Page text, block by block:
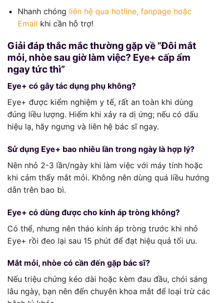
Nhanh chóng liên hệ qua hotline, fanpage hoặc
Email khi cần hỗ trợ!
Giải đáp thắc mắc thường gặp về “Đôi mắt
mỏi, nhòe sau giờ làm việc? Eye+ cấp ẩm
ngay tức thì”
Eye+ có gây tác dụng phụ không?
Eye+ được kiểm nghiệm y tế, rất an toàn khi dùng
đúng liều lượng. Hiếm khi xảy ra dị ứng; nếu có dấu
hiệu lạ, hãy ngưng và liên hệ bác sĩ ngay.
Sử dụng Eye+ bao nhiêu lần trong ngày là hợp lý?
Nên nhỏ 2-3 lần/ngày khi làm việc với máy tính hoặc
khi cảm thấy mắt mỏi. Không nên dùng quá liều hướng
dẫn trên bao bì.
Eye+ có dùng được cho kính áp tròng không?
Có thể, nhưng nên tháo kính áp tròng trước khi nhỏ
Eye+ rồi đeo lại sau 15 phút để đạt hiệu quả tối ưu.
Mắt mỏi, nhòe có cần đến gặp bác sĩ?
Nếu triệu chứng kéo dài hoặc kèm đau đầu, chói sáng
lâu ngày, bạn nên đến chuyên khoa mắt để loại trừ các